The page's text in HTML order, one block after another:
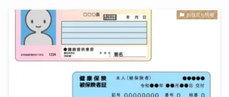
お役立ち情報